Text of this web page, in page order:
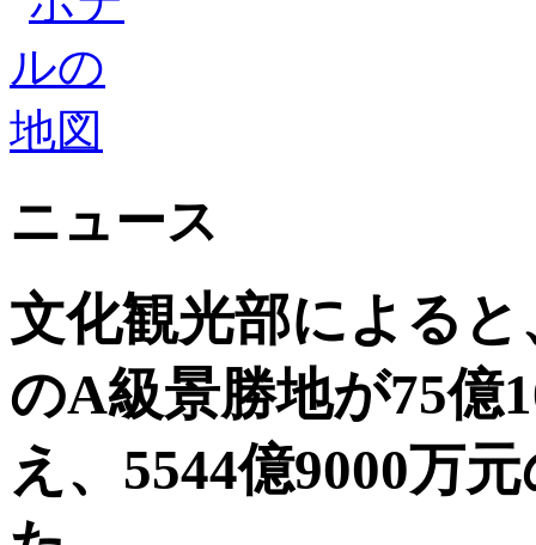
ニュース
文化観光部によると
のA級景勝地が75億
え、5544億9000万